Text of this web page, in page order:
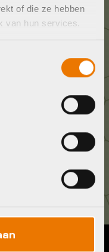
of die ze hebben
van hun services.